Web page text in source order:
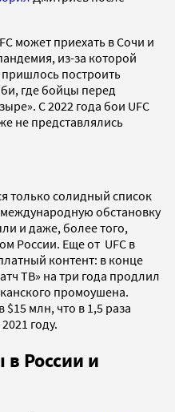
может приехать в Сочи и
из-за которой
построить
где бойцы перед
С 2022 года бои UFC
не представлялись
только солидный список
обстановку
и даже, более того,
России. Еще от UFC в
контент: в конце
ТВ» на три года продлил
промоушена.
$15 млн, что в 1,5 раза
году.
России и